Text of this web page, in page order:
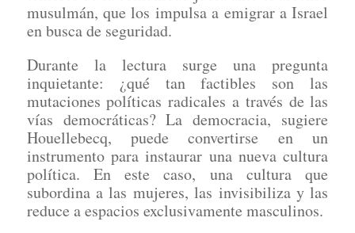
musulmán, que los impulsa a emigrar a Israel
en busca de seguridad.
Durante la lectura surge una pregunta
inquietante: ¿qué tan factibles son las
mutaciones políticas radicales a través de las
vías democráticas? La democracia, sugiere
Houellebecq, puede convertirse en un
instrumento para instaurar una nueva cultura
política. En este caso, una cultura que
subordina a las mujeres, las invisibiliza y las
reduce a espacios exclusivamente masculinos.